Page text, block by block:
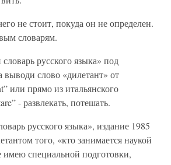
не стоит, покуда он не определен.
словарям.
русского языка» под
слово «дилетант» от
или прямо из итальянского
- развлекать, потешать.
русского языка», издание 1985
того, «кто занимается наукой
имею специальной подготовки,